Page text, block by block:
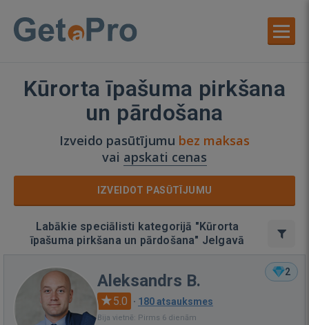
Kūrorta īpašuma pirkšana
un pārdošana
Izveido pasūtījumu bez maksas
vai apskati cenas
IZVEIDOT PASŪTĪJUMU
Labākie speciālisti kategorijā "Kūrorta
īpašuma pirkšana un pārdošana" Jelgavā
2
Aleksandrs B.
5.0 · 180 atsauksmes
Bija vietnē: Pirms 6 dienām